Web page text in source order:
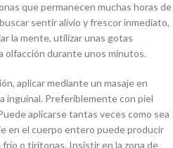
que permanecen muchas horas de
sentir alivio y frescor inmediato,
la mente, utilizar unas gotas
olfacción durante unos minutos.
aplicar mediante un masaje en
inguinal. Preferiblemente con piel
aplicarse tantas veces como sea
en el cuerpo entero puede producir
o tiritonas. Insistir en la zona de